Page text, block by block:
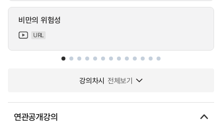
비만의 위험성
URL
강의차시 전체보기
연관공개강의